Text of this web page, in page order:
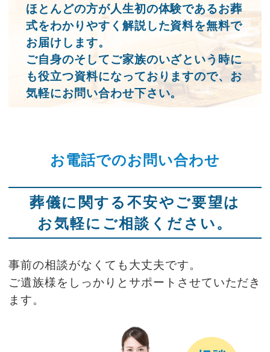
ほとんどの方が人生初の体験であるお葬
式をわかりやすく解説した資料を無料で
お届けします。
ご自身のそしてご家族のいざという時に
も役立つ資料になっておりますので、お
気軽にお問い合わせ下さい。
お電話でのお問い合わせ
葬儀に関する不安やご要望は
お気軽にご相談ください。
事前の相談がなくても大丈夫です。
ご遺族様をしっかりとサポートさせていただき
ます。